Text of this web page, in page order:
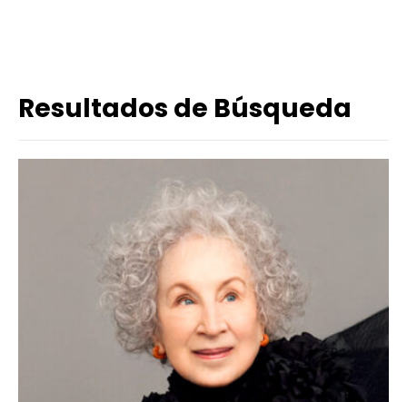
Resultados de Búsqueda